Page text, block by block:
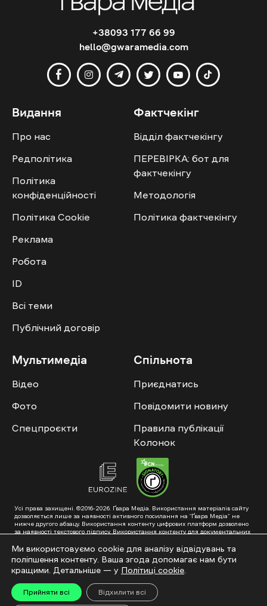
+38093 177 66 99
hello@gwaramedia.com
Видання
Про нас
Редполітика
Політика
конфіденційності
Політика Cookie
Реклама
Робота
ID
Всі теми
Публічний договір
Фактчекінг
Відділ фактчекінгу
ПЕРЕВІРКА: бот для
фактчекінгу
Методологія
Політика фактчекінгу
Мультимедіа
Відео
Фото
Спецпроєкти
Спільнота
Приєднатись
Повідомити новину
Правила публікації
Колонок
Усі права захищені. ©2016-2026. Ґвара Медіа. Використання матеріалів сайту
дозволяється лише за наявності активного посилання на “Ґвара Медіа” не
нижче другого абзацу. Використання контенту цифрових платформ дозволено
за наявності текстового підпису. Використання контенту для документальних
схвалення від редакції.
Суб’єкт у сфері онлайн-медіа; ідентифікатор медіа – R40-01353. Поштова
адреса: ГО «Ґвара Медіа», 61057, Харків, вул. Гоголя, 14, абонентська скринька
№7400
Підкинь нам тему на пошту – hello@gwaramedia.com
Модернізація сайту:
Ми використовуємо cookie для аналізу відвідувань та
поліпшення контенту. Ваша згода допомагає нам бути
кращими. Детальніше — у Політиці cookie
Прийняти всі Відхилити всі